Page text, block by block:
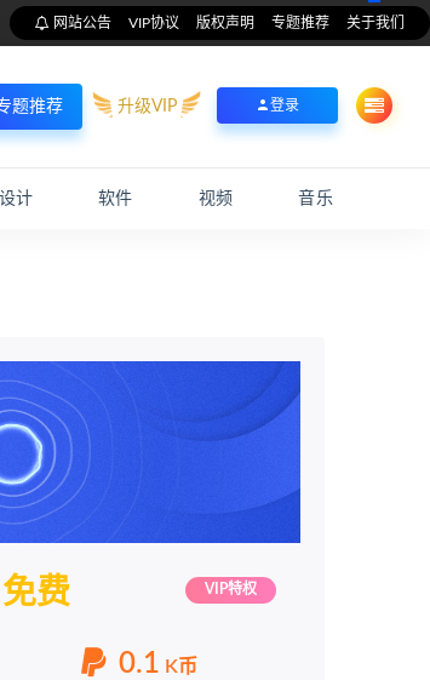
网站公告 VIP协议 版权声明 专题推荐 关于我们
题推荐 升级VIP 登录
计 软件 视频 音乐
免费 VIP特权
0.1 K币